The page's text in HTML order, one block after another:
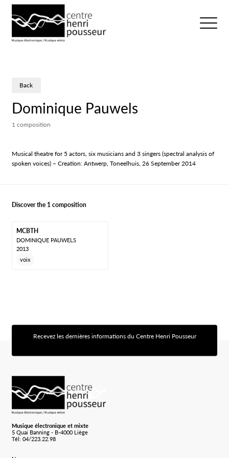
Ouvrir/
Back
Dominique Pauwels
1 composition
Musical theatre for 5 actors, six musicians and 3 singers (spectral analysis of
spoken voices) – Creation: Antwerp, Toneelhuis, 26 September 2014
Discover the 1 composition
MCBTH
DOMINIQUE PAUWELS
2013
voix
Recevez les dernières informations du Centre Henri Pousseur
Musique électronique et mixte
5 Quai Banning - B-4000 Liège
Tél: 04/223.22.98